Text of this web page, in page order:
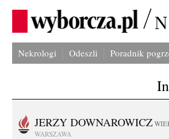
Nekrologi Odeszli Poradnik
JERZY DOWNAROWICZ
WARSZAWA